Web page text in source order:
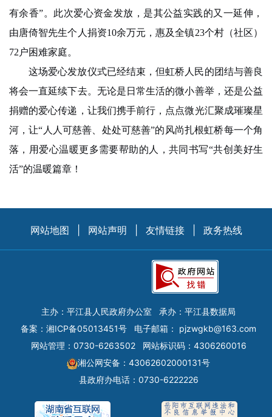
有余香”。此次爱心资金发放，是其公益实践的又一延伸，
由唐倚智先生个人捐资10余万元，惠及全镇23个村（社区）
72户困难家庭。
这场爱心发放仪式已经结束，但虹桥人民的团结与善良
将会一直延续下去。无论是日常生活的微小善举，还是公益
捐赠的爱心传递，让我们携手前行，点点微光汇聚成璀璨星
河，让“人人可慈善、处处可慈善”的风尚扎根虹桥每一个角
落，用爱心温暖更多需要帮助的人，共同书写“共创美好生
活”的温暖篇章！
网站地图 网站声明 友情链接 政务热线
主办：平江县人民政府办公室
承办：平江县数据局
备案： 湘ICP备05013451号 电子邮箱： pjzwgkb@163.com
网站管理：0730-6263502
网站标识码：4306260016
湘公网安备：43062602000131号
县政府办电话：0730-6222226